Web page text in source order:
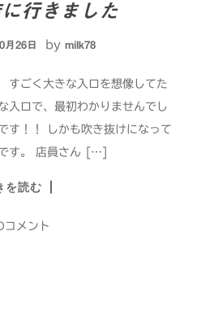
行きました
月26日 by milk78
すごく大きな入ロを想像してた
入ロで、最初わかりませんでし
す！！ しかも吹き抜けになって
す。 店員さん […]
を読む
コメント